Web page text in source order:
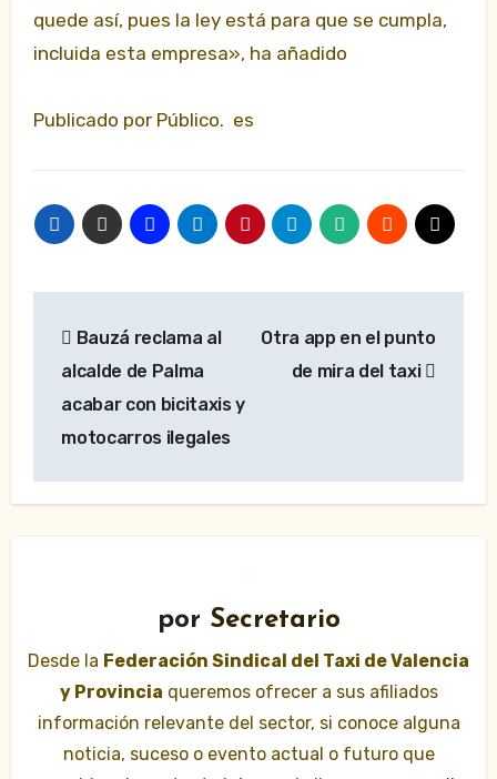
quede así, pues la ley está para que se cumpla,
incluida esta empresa», ha añadido
Publicado por Público. es
de
entradas
Bauzá reclama al
alcalde de Palma
acabar con bicitaxis y
motocarros ilegales
Otra app en el punto
de mira del taxi
por Secretario
Desde la Federación Sindical del Taxi de Valencia
y Provincia queremos ofrecer a sus afiliados
información relevante del sector, si conoce alguna
noticia, suceso o evento actual o futuro que